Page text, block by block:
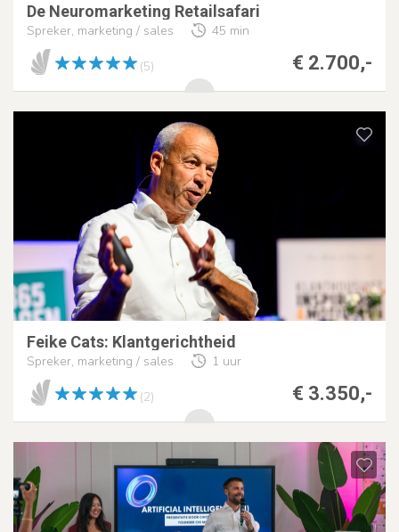
De Neuromarketing Retailsafari
Spreker, marketing / sales 45 min
€ 2.700,-
(5)
Feike Cats: Klantgerichtheid
Spreker, marketing / sales 1 uur
€ 3.350,-
(2)